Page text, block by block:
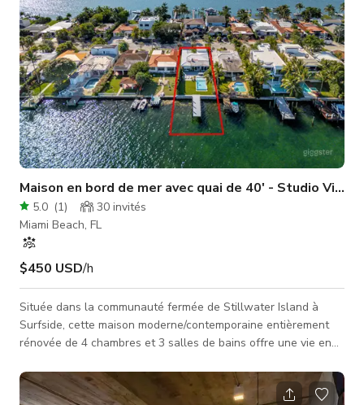
Maison en bord de mer avec quai de 40' - Studio Vidéo
5.0 (1) 30 invités
Miami Beach, FL
$450 USD/h
Située dans la communauté fermée de Stillwater Island à
Surfside, cette maison moderne/contemporaine entièrement
rénovée de 4 chambres et 3 salles de bains offre une vie en
d'aujourd'hui. Parmi les nombreuses finitions, on trouve une
cuisine italienne sur mesure avec des appareils Viking, de